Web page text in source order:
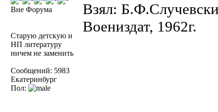
Вне Форума
Старую детскую и
НП литературу
ничем не заменить
Сообщений: 5983
Екатеринбург
Пол:
Взял:
Воениздат, 1962г.